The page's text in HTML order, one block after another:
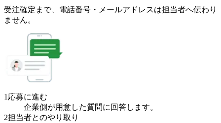
受注確定まで、 電話番号・メールアドレスは担当者へ伝わり
ません。
1 応募に進む
企業側が用意した質問に回答します。
2担当者とのやり取り